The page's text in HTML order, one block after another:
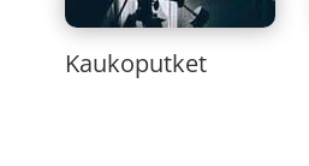
Kaukoputket